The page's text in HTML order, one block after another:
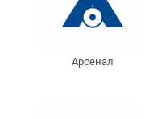
Арсенал